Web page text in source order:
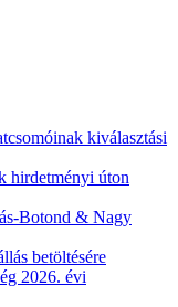
kiválasztási
hirdetményi úton
Botond & Nagy
betöltésére
2026. évi